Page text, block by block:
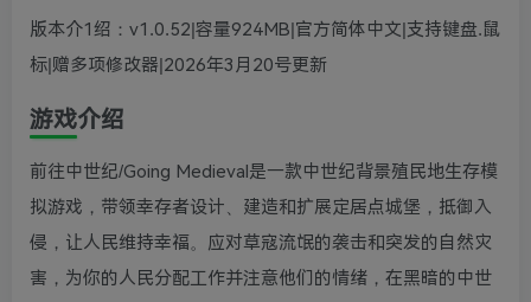
版本介1绍：v1.0.52|容量924MB|官方简体中文|支持键盘.鼠
标|赠多项修改器|2026年3月20号更新
游戏介绍
前往中世纪/Going Medieval是一款中世纪背景殖民地生存模
拟游戏，带领幸存者设计、建造和扩展定居点城堡，抵御入
侵，让人民维持幸福。应对草寇流氓的袭击和突发的自然灾
害，为你的人民分配工作并注意他们的情绪，在黑暗的中世